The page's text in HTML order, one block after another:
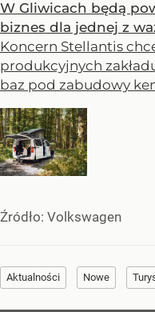
W Gliwicach będą
biznes dla jednej z
Koncern Stellantis
produkcyjnych
baz pod zabudowy
Źródło: Volkswagen
Aktualności Nowe